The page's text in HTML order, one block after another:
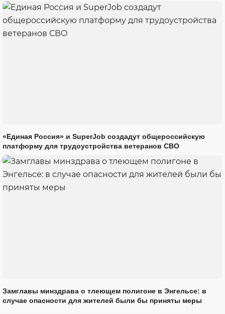
«Единая Россия» и SuperJob создадут общероссийскую
платформу для трудоустройства ветеранов СВО
Замглавы минздрава о тлеющем полигоне в Энгельсе: в
случае опасности для жителей были бы приняты меры